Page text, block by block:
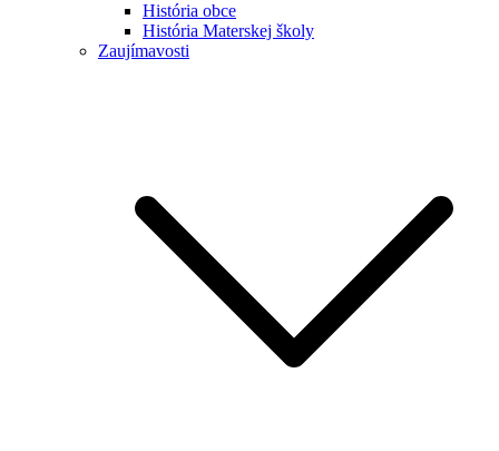
História obce
História Materskej školy
Zaujímavosti